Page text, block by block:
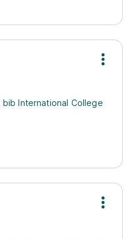
bib International College